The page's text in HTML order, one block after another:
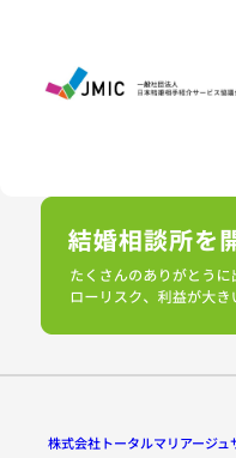
株式会社トータルマリアージュ